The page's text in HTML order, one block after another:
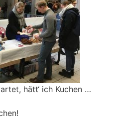
hätt‘ ich Kuchen …